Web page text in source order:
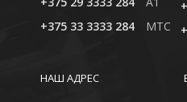
+375 33 3333 284
MTC
НАШ АДРЕС